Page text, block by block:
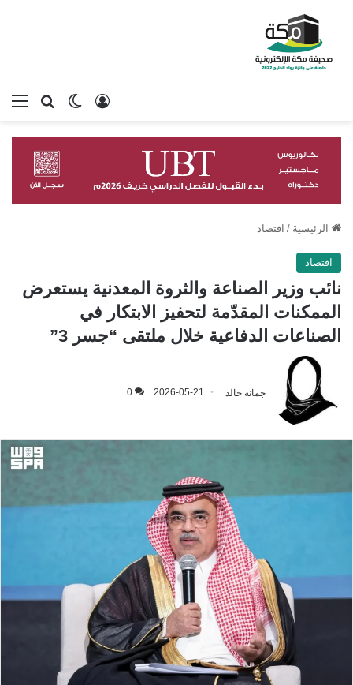
بحثالوضع
تسجيل الدخول
الرئيسية / اقتصاد
اقتصاد
نائب وزير الصناعة والثروة المعدنية يستعرض
الممكنات المقدّمة لتحفيز الابتكار في
الصناعات الدفاعية خلال ملتقى “جسر 3”
جمانه خالد 2026-05-21
0